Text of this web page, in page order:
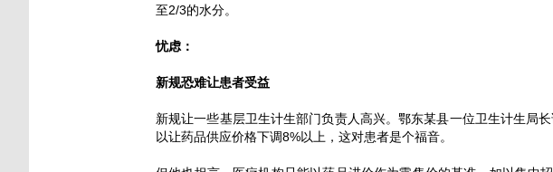
至2/3的水分。
忧虑：
新规恐难让患者受益
新规让一些基层卫生计生部门负责人高兴。鄂东某县一位卫生计生局
以让药品供应价格下调8%以上，这对患者是个福音。